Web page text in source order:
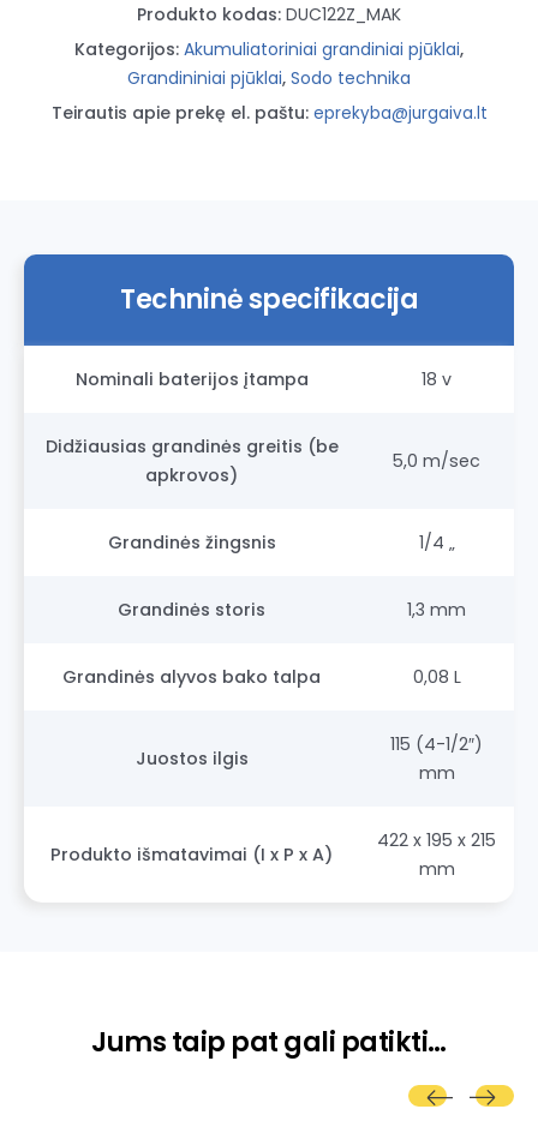
Produkto kodas: DUC122Z_MAK
Kategorijos: Akumuliatoriniai grandiniai pjūklai,
Grandininiai pjūklai, Sodo technika
Teirautis apie prekę el. paštu: eprekyba@jurgaiva.lt
Techninė specifikacija
Nominali baterijos įtampa 18 v
Didžiausias grandinės greitis (be
apkrovos)
5,0 m/sec
Grandinės žingsnis 1/4 „
Grandinės storis 1,3 mm
Grandinės alyvos bako talpa 0,08 L
Juostos ilgis
115 (4-1/2″)
mm
Produkto išmatavimai (I x P x A)
422 x 195 x 215
mm
Jums taip pat gali patikti…